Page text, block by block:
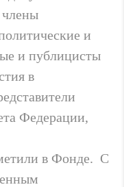
и
и публицисты
в
Федерации,
в Фонде. С